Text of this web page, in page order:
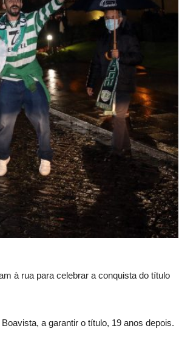
à rua para celebrar a conquista do título
a garantir o título, 19 anos depois.